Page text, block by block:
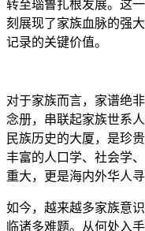
转至瑙鲁扎根发展。这
刻展现了家族血脉的强
记录的关键价值。
对于家族而言，家谱绝
念册，串联起家族世系
民族历史的大厦，是珍
丰富的人口学、社会学
重大，更是海内外华人
如今，越来越多家族意
临诸多难题。从何处入